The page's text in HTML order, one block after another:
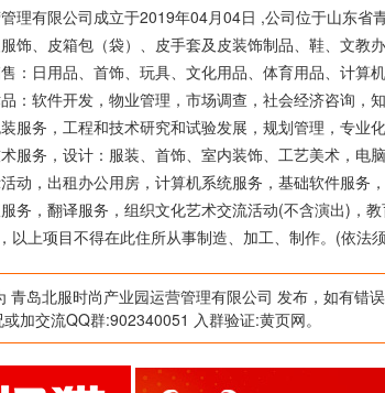
包装服务，工程和技术研究和试验发展，规划管理，
技术开发、技术推广、技术转让、技术咨询、技术服
美术，电脑图文设计、制作，企业策划，企业管理咨
示活动，出租办公用房，计算机系统服务，基础软件
打字、复印业务，清洁服务，公共关系服务，会议服务
不含演出)，教育信息咨询(不含营利性民办学校及培训
版物)，以上项目不得在此住所从事制造、加工、制作
后方可开展经营活动)
理有限公司成立于2019年04月04日 ,公司位于山东省
饰、皮箱包（袋）、皮手套及皮装饰制品、鞋、文教
：日用品、首饰、玩具、文化用品、体育用品、计算
：软件开发，物业管理，市场调查，社会经济咨询，
服务，工程和技术研究和试验发展，规划管理，专业
服务，设计：服装、首饰、室内装饰、工艺美术，电
动，出租办公用房，计算机系统服务，基础软件服务
务，翻译服务，组织文化艺术交流活动(不含演出)，
以上项目不得在此住所从事制造、加工、制作。(依法
青岛北服时尚产业园运营管理有限公司 发布，如有错
加交流QQ群:902340051 入群验证:黄页网。